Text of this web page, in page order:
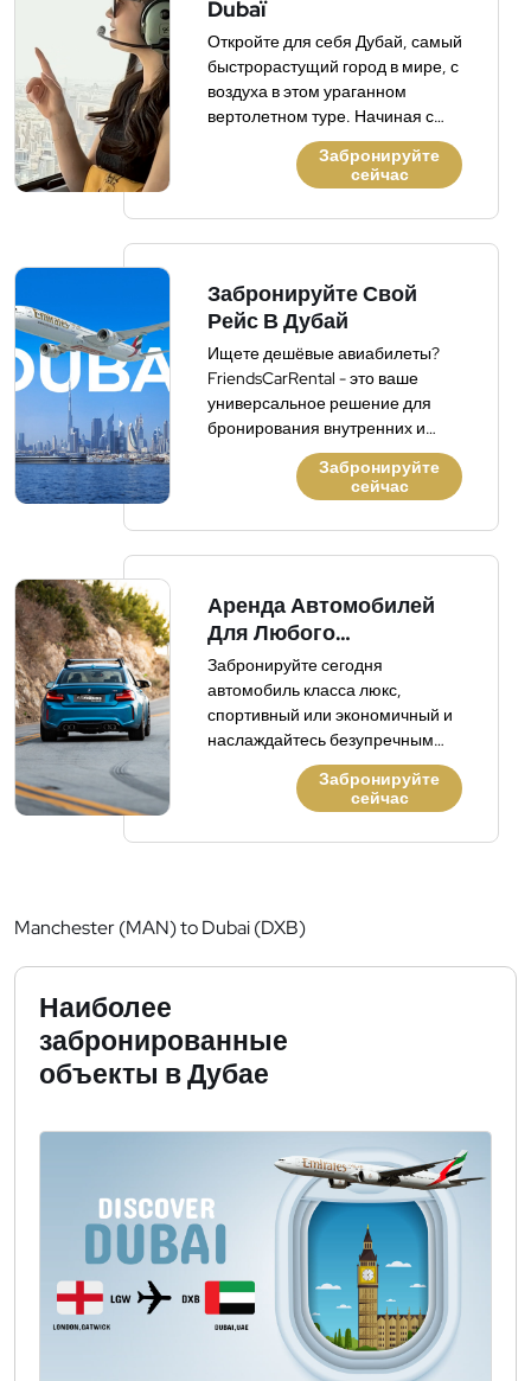
Dubaï
Откройте для себя Дубай, самый
быстрорастущий город в мире, с
воздуха в этом ураганном
вертолетном туре. Начиная с
Дубайского Фестивального Сити
и продолжая вдоль Дубай-Крик
через пригород, исследуйте этот
очаровательный город с его
впечатляющим горизонтом и
Посмотрите самое высокое
здание в мире, Бурдж-Халифа,
расположенное рядом с одним
из крупнейших торговых центров
в мире. Посмотрите ветряные
башни, пляжи, поля для гольфа
и многое другое. Легкие закуски
и комментарии на борту
Забронируйте
сейчас
Забронируйте Свой
Рейс В Дубай
Ищете дешёвые авиабилеты?
FriendsCarRental - это ваше
универсальное решение для
бронирования внутренних и
международных рейсов.
Забронируйте
сейчас
Аренда Автомобилей
Для Любого
Путешествия
Забронируйте сегодня
автомобиль класса люкс,
спортивный или экономичный и
наслаждайтесь безупречным
опытом аренды. Без скрытых
платежей, без залога.Забронируйте
сейчас
Manchester (MAN) to Dubai (DXB)
Наиболее
забронированные
объекты в Дубае